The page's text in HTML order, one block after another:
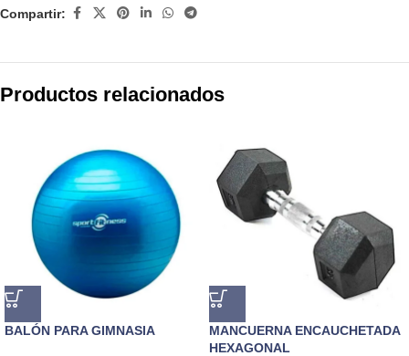
Compartir:
Productos relacionados
BALÓN PARA GIMNASIA
MANCUERNA ENCAUCHETADA
HEXAGONAL